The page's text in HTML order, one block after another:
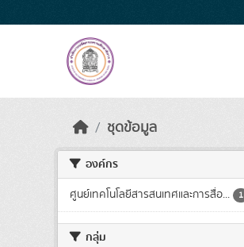
ชุดข้อมูล
องค์กร
ศูนย์เทคโนโลยีสารสนเทศและการสื่อ... 1
กลุ่ม